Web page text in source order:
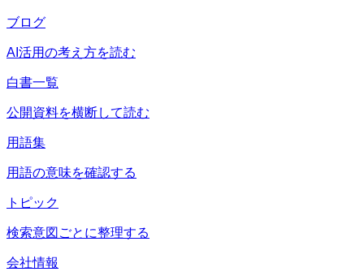
ブログ
AI活用の考え方を読む
白書一覧
公開資料を横断して読む
用語集
用語の意味を確認する
トピック
検索意図ごとに整理する
会社情報